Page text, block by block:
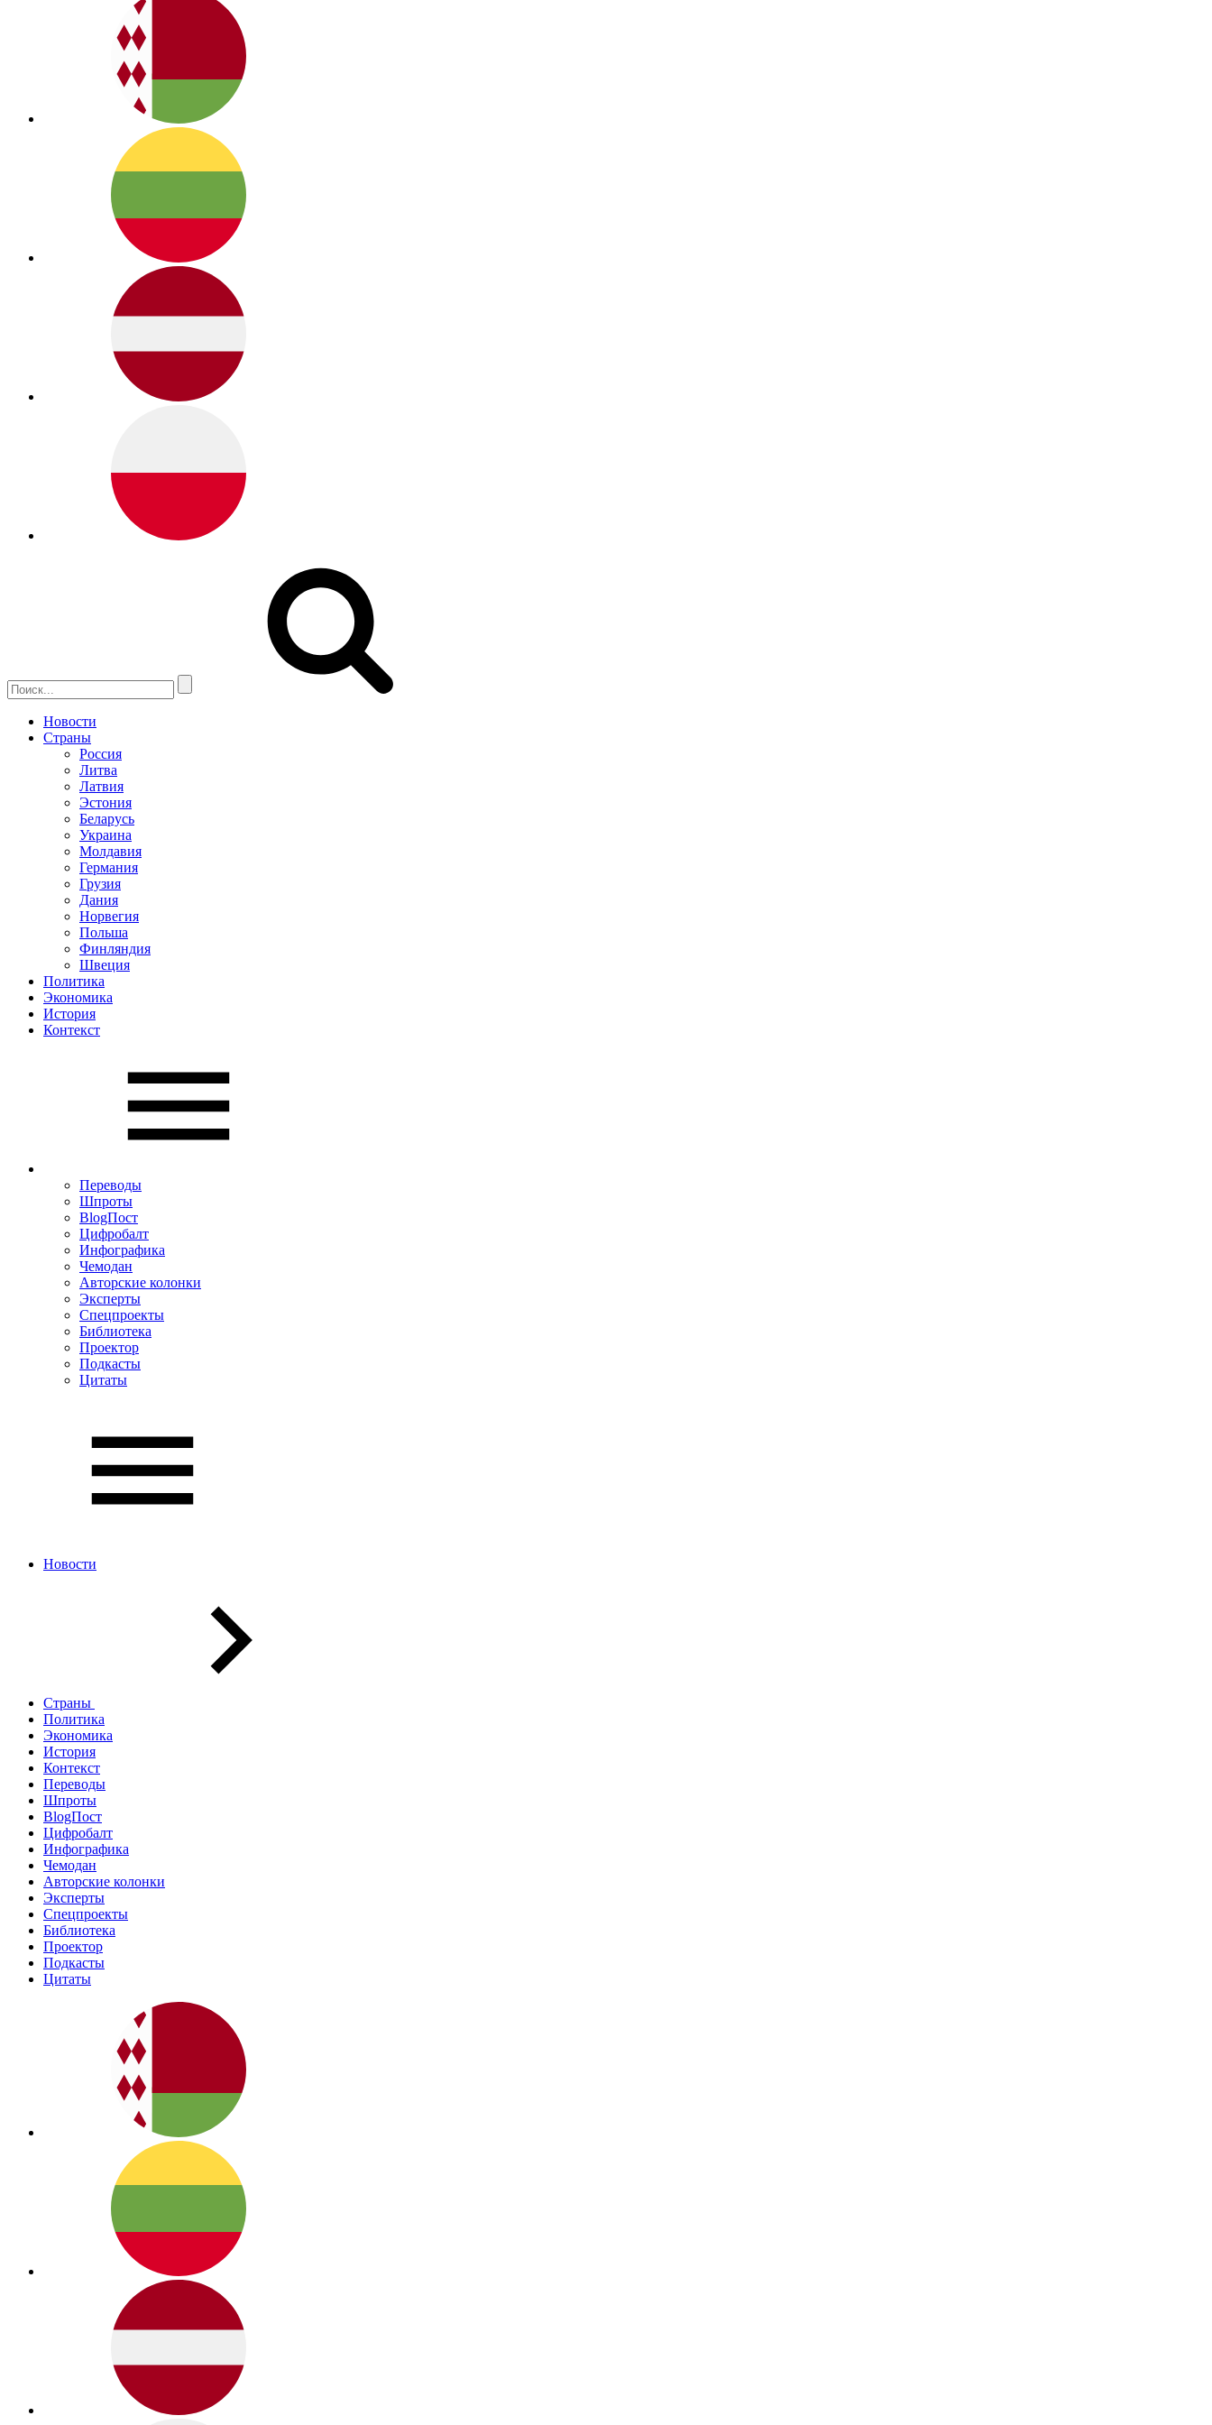
Новости
Страны
Россия
Литва
Латвия
Эстония
Беларусь
Украина
Молдавия
Германия
Грузия
Дания
Норвегия
Польша
Финляндия
Швеция
Политика
Экономика
История
Контекст
Переводы
Шпроты
BlogПост
Цифробалт
Инфографика
Чемодан
Авторские колонки
Эксперты
Спецпроекты
Библиотека
Проектор
Подкасты
Цитаты
Новости
Страны
Политика
Экономика
История
Контекст
Переводы
Шпроты
BlogПост
Цифробалт
Инфографика
Чемодан
Авторские колонки
Эксперты
Спецпроекты
Библиотека
Проектор
Подкасты
Цитаты